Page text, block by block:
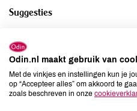
Suggesties
SOJA*
Odin.nl maakt gebruik van
Met de vinkjes en instellingen kun je
op “Accepteer alles” om akkoord te
zoals beschreven in onze